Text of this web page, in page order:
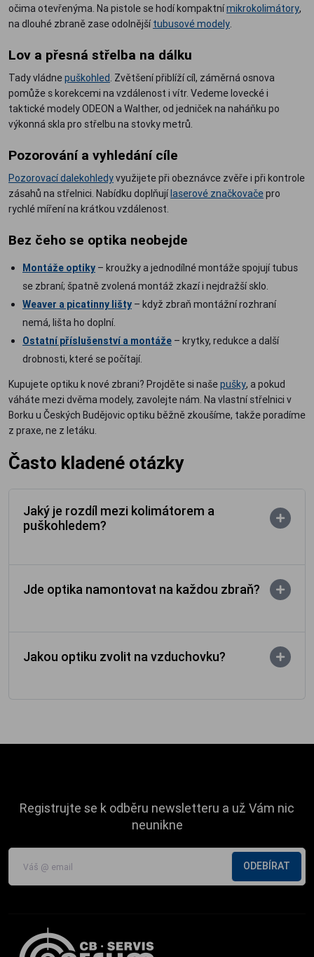
očima otevřenýma. Na pistole se hodí kompaktnímikrokolimátory,
na dlouhé zbraně zase odolnějšítubusové modely.
Lov a přesná střelba na dálku
Tady vládnepuškohled. Zvětšení přiblíží cíl, záměrná osnova
pomůže s korekcemi na vzdálenost i vítr. Vedeme lovecké i
taktické modely ODEON a Walther, od jedniček na naháňku po
výkonná skla pro střelbu na stovky metrů.
Pozorování a vyhledání cíle
Pozorovací dalekohledyvyužijete při obeznávce zvěře i při kontrole
zásahů na střelnici. Nabídku doplňujílaserové značkovačepro
rychlé míření na krátkou vzdálenost.
Bez čeho se optika neobejde
Montáže optiky – kroužky a jednodílné montáže spojují tubus
se zbraní; špatně zvolená montáž zkazí i nejdražší sklo.
Weaver a picatinny lišty – když zbraň montážní rozhraní
nemá, lišta ho doplní.
Ostatní příslušenství a montáže – krytky, redukce a další
drobnosti, které se počítají.
Kupujete optiku k nové zbrani? Projděte si našepušky, a pokud
váháte mezi dvěma modely, zavolejte nám. Na vlastní střelnici v
Borku u Českých Budějovic optiku běžně zkoušíme, takže poradíme
z praxe, ne z letáku.
Často kladené otázky
Jaký je rozdíl mezi kolimátorem a
puškohledem?
Jde optika namontovat na každou zbraň?
Jakou optiku zvolit na vzduchovku?
Registrujte se k odběru newsletteru a už Vám nic
neunikne
ODEBÍRAT